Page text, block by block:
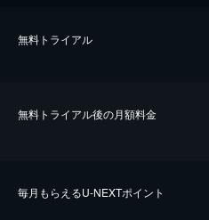
無料トライアル
無料トライアル後の⽉額料金
毎⽉もらえるU-NEXTポイント